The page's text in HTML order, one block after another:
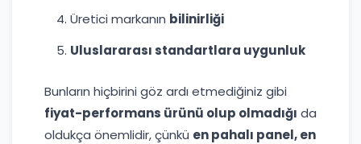
Üretici markanın bilinirliği
Uluslararası standartlara uygunluk
Bunların hiçbirini göz ardı etmediğiniz gibi
fiyat-performans ürünü olup olmadığı da
oldukça önemlidir, çünkü en pahalı panel, en